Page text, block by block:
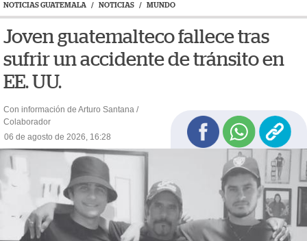
NOTICIAS GUATEMALA / NOTICIAS / MUNDO
Joven guatemalteco fallece tras
sufrir un accidente de tránsito en
EE. UU.
Con información de Arturo Santana /
Colaborador
06 de agosto de 2026, 16:28